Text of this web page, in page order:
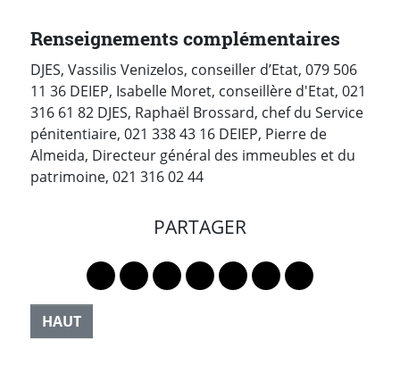
Renseignements complémentaires
DJES, Vassilis Venizelos, conseiller d’Etat, 079 506
11 36 DEIEP, Isabelle Moret, conseillère d'Etat, 021
316 61 82 DJES, Raphaël Brossard, chef du Service
pénitentiaire, 021 338 43 16 DEIEP, Pierre de
Almeida, Directeur général des immeubles et du
patrimoine, 021 316 02 44
PARTAGER
Lien vers le profil Mastodon
Lien vers le profil Bluesky
Lien vers le profil Instagram
Lien vers le profil Linkedin
Lien vers le profil
Lien vers le profil
Partager par
HAUT